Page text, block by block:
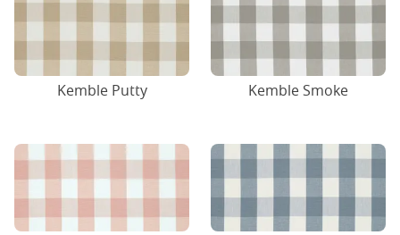
Kemble Putty Kemble Smoke